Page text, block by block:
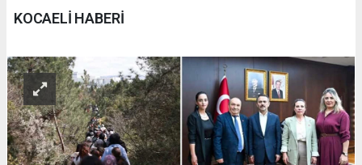
KOCAELİ HABERİ